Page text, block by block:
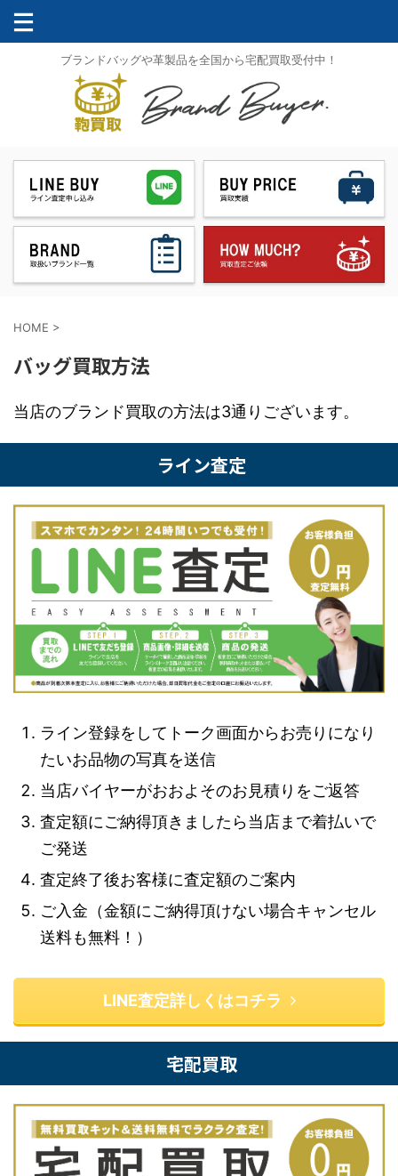
ブランドバッグや革製品を全国から宅配買取受付中！
HOME >
バッグ買取方法
当店のブランド買取の方法は3通りございます。
ライン査定
ライン登録をしてトーク画面からお売りになり
たいお品物の写真を送信
当店バイヤーがおおよそのお見積りをご返答
査定額にご納得頂きましたら当店まで着払いで
ご発送
査定終了後お客様に査定額のご案内
ご入金（金額にご納得頂けない場合キャンセル
送料も無料！）
LINE査定詳しくはコチラ
宅配買取